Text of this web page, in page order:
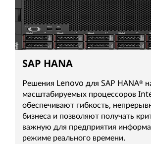
SAP HANA
Решения Lenovo для SAP HANA®
масштабируемых процессоров
обеспечивают гибкость,
бизнеса и позволяют получать
важную для предприятия
режиме реального времени.